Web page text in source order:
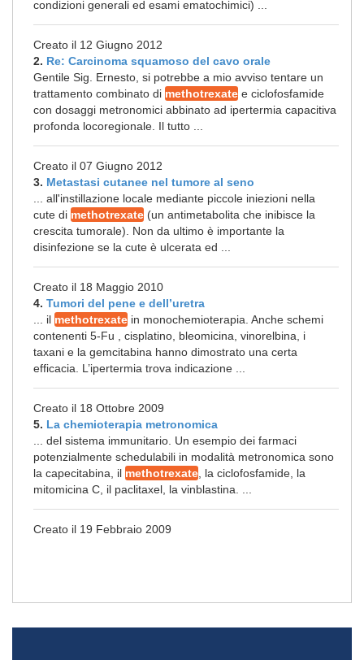
condizioni generali ed esami ematochimici) ...
Creato il 12 Giugno 2012
2. Re: Carcinoma squamoso del cavo orale
Gentile Sig. Ernesto, si potrebbe a mio avviso tentare un
trattamento combinato di methotrexate e ciclofosfamide
con dosaggi metronomici abbinato ad ipertermia capacitiva
profonda locoregionale. Il tutto ...
Creato il 07 Giugno 2012
3. Metastasi cutanee nel tumore al seno
... all'instillazione locale mediante piccole iniezioni nella
cute di methotrexate (un antimetabolita che inibisce la
crescita tumorale). Non da ultimo è importante la
disinfezione se la cute è ulcerata ed ...
Creato il 18 Maggio 2010
4. Tumori del pene e dell’uretra
... il methotrexate in monochemioterapia. Anche schemi
contenenti 5-Fu , cisplatino, bleomicina, vinorelbina, i
taxani e la gemcitabina hanno dimostrato una certa
efficacia. L’ipertermia trova indicazione ...
Creato il 18 Ottobre 2009
5. La chemioterapia metronomica
... del sistema immunitario. Un esempio dei farmaci
potenzialmente schedulabili in modalità metronomica sono
la capecitabina, il methotrexate , la ciclofosfamide, la
mitomicina C, il paclitaxel, la vinblastina. ...
Creato il 19 Febbraio 2009